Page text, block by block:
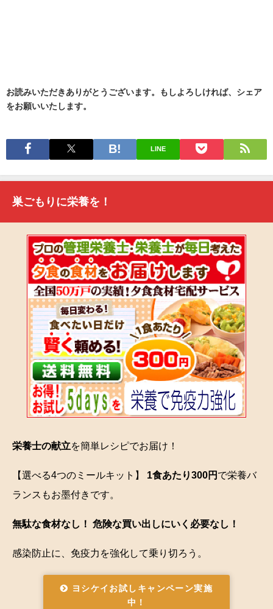
お読みいただきありがとうございます。もしよろしければ、シェア
をお願いいたします。
LINE
巣ごもりに栄養を！
栄養士の献立を簡単レシピでお届け！
【選べる4つのミールキット】 1食あたり300円 で栄養バ
ランスもお墨付きです。
無駄な食材なし！ 危険な買い出しにいく必要なし！
感染防止に、免疫力を強化して乗り切ろう。
ヨシケイお試しキャンペーン実施
中！